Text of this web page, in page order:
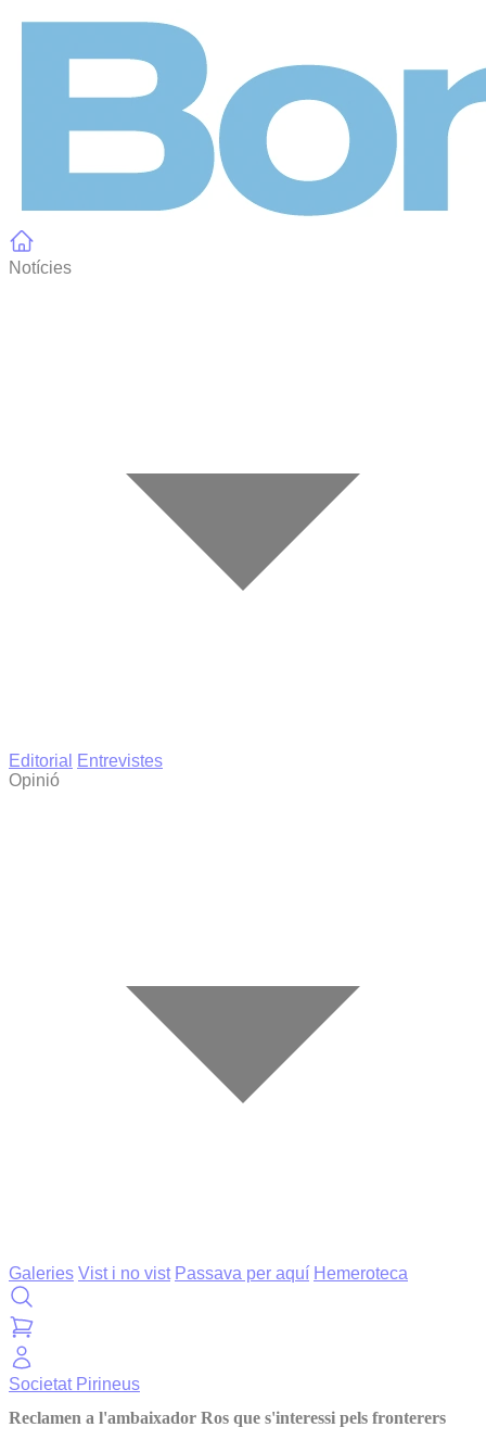
Notícies
Editorial
Entrevistes
Opinió
Galeries Vist i no vist Passava per aquí Hemeroteca
Societat Pirineus
Reclamen a l'ambaixador Ros que s'interessi pels fronterers